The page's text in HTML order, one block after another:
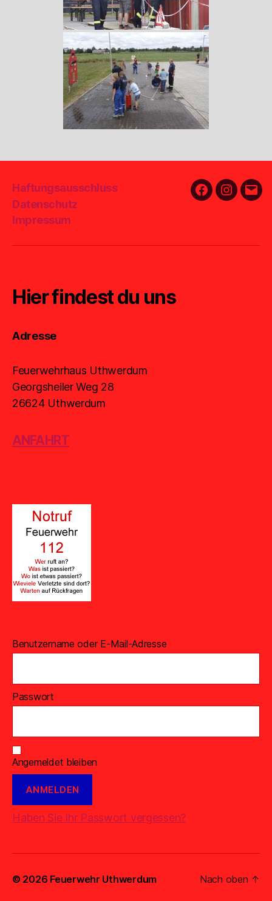
Haftungsausschluss
Datenschutz
Impressum
FacebookE-
Hier findest du uns
Adresse
Feuerwehrhaus Uthwerdum
Georgsheiler Weg 28
26624 Uthwerdum
ANFAHRT
Benutzername oder E-Mail-Adresse
Passwort
Angemeldet bleiben
Haben Sie Ihr Passwort vergessen?
© 2026 Feuerwehr Uthwerdum Nach oben ↑